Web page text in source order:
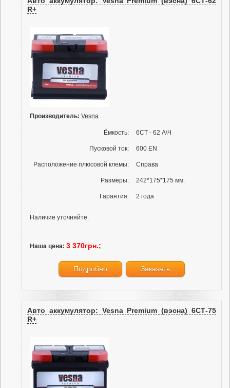
R+
Производитель: Vesna
Ёмкость: 6СТ - 62 А\Ч
Пусковой ток: 600 EN
Расположение плюсовой клемы: Справа
Размеры: 242*175*175 мм.
Гарантия: 2 года
Наличие уточняйте.
Наша цена: 3 370грн.;
Подробно Заказать
Авто аккумулятор: Vesna Premium (вэсна) 6СТ-75
R+